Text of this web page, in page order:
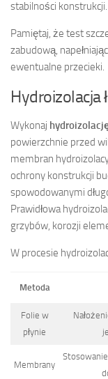
stabilności konstrukcji.
Pamiętaj, że test
zabudową,
ewentualne przecieki.
Hydroizolacja
Wykonaj
powierzchnie przed
membran
ochrony konstrukcji
spowodowanymi
Prawidłowa
grzybów, korozji
W procesie
Metoda
Folie w
płynie
Membrany